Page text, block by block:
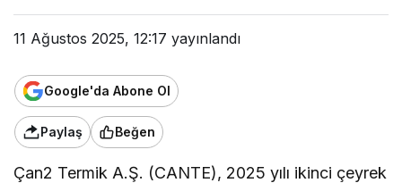
11 Ağustos 2025, 12:17 yayınlandı
Google'da Abone Ol
Paylaş Beğen
Çan2 Termik A.Ş. (CANTE), 2025 yılı ikinci çeyrek